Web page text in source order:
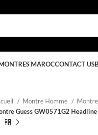
MAROCCONTACT US
Montre Homme
Guess GW0571G2